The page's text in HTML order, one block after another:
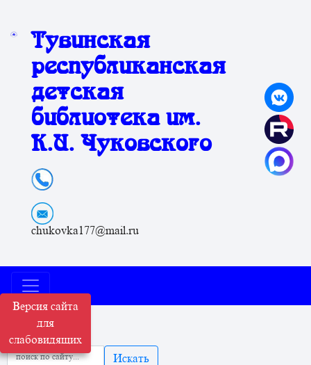
Версия сайта
для
слабовидящих
Тувинская
республиканская
детская
библиотека им.
К.И. Чуковского
chukovka177@mail.ru
Искать